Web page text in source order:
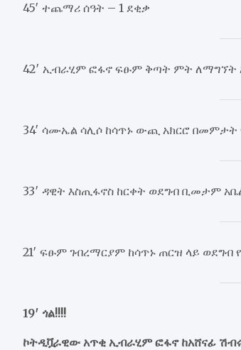
45′ ተጨማሪ ሰዓት – 1 ደቂቃ
42′ ኢብራሂም ፎፋኖ ፍፁም ቅጣት ምት ለማግኘት
34′ ሳሙኤል ሳሊሶ ከሳጥኑ ውጪ አክርሮ
33′ ዳዊት እስጢፋኖስ ከርቀት ወደግብ ቢመታም
21′ ፍፁም ገብረማርያም ከሳጥኑ ጠርዝ ላይ
19′ ጎል!!!!
ኮትዲቯራዊው አጥቂ ኢብራሂም ፎፋኖ ከአሸናፊ